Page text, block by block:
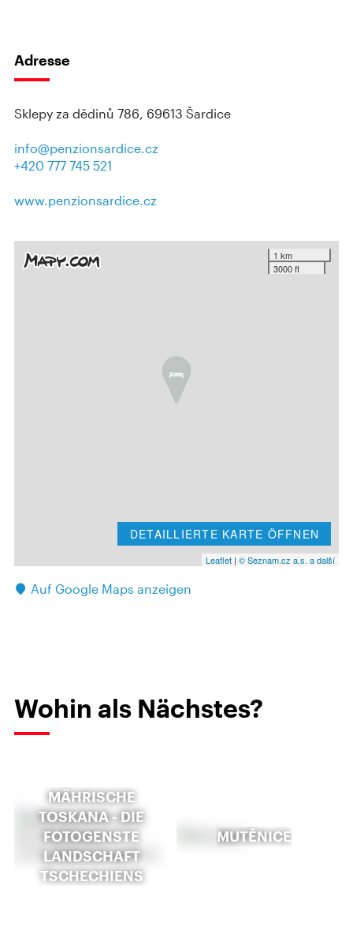
Adresse
Sklepy za dědinů 786, 69613 Šardice
info@penzionsardice.cz
+420 777 745 521
www.penzionsardice.cz
1 km
3000 ft
DETAILLIERTE KARTE ÖFFNEN
Leaflet | © Seznam.cz a.s. a další
Auf Google Maps anzeigen
Wohin als Nächstes?
MÄHRISCHE
TOSKANA - DIE
FOTOGENSTE
LANDSCHAFT
TSCHECHIENS
MUTĚNICE